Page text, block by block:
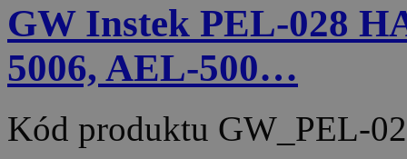
GW Instek PEL-028
5006, AEL-500…
Kód produktu GW_PEL-